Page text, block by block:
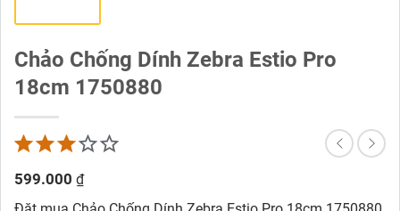
Chảo Chống Dính Zebra Estio Pro
18cm 1750880
599.000 ₫